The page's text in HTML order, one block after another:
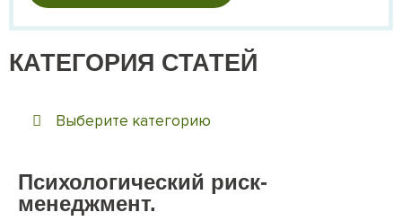
КАТЕГОРИЯ СТАТЕЙ
Выберите категорию
Психологический риск-
менеджмент.